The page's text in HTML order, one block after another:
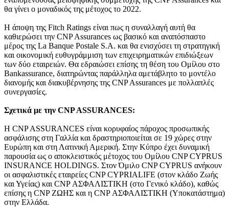
θα γίνει ο μοναδικός της μέτοχος το 2022.
Η άποψη της Fitch Ratings είναι πως η συναλλαγή αυτή θα
καθιερώσει την CNP Assurances ως βασικό και αναπόσπαστο
μέρος της La Banque Postale S.A. και θα ενισχύσει τη στρατηγική
και οικονομική ευθυγράμμιση των επιχειρηματικών επιδιώξεων
των δύο εταιρειών. Θα εδραιώσει επίσης τη θέση του Ομίλου στο
Bankassurance, διατηρώντας παράλληλα αμετάβλητο το μοντέλο
διανομής και διακυβέρνησης της CNP Assurances με πολλαπλές
συνεργασίες.
Σχετικά με την CNP ASSURANCES:
Η CNP ASSURANCES είναι κορυφαίος πάροχος προσωπικής
ασφάλισης στη Γαλλία και δραστηριοποιείται σε 19 χώρες στην
Ευρώπη και στη Λατινική Αμερική. Στην Κύπρο έχει δυναμική
παρουσία ως ο αποκλειστικός μέτοχος του Ομίλου CNP CYPRUS
INSURANCE HOLDINGS. Στον Όμιλο CNP CYPRUS ανήκουν
οι ασφαλιστικές εταιρείες CNP CYPRIALIFE (στον κλάδο Ζωής
και Υγείας) και CNP ΑΣΦΑΛΙΣΤΙΚΗ (στο Γενικό κλάδο), καθώς
επίσης η CNP ΖΩΗΣ και η CNP ΑΣΦΑΛΙΣΤΙΚΗ (Υποκατάστημα)
στην Ελλάδα.